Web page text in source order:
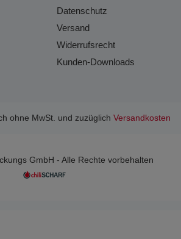
Datenschutz
Versand
Widerrufsrecht
Kunden-Downloads
ohne MwSt. und zuzüglich Versandkosten
GmbH - Alle Rechte vorbehalten